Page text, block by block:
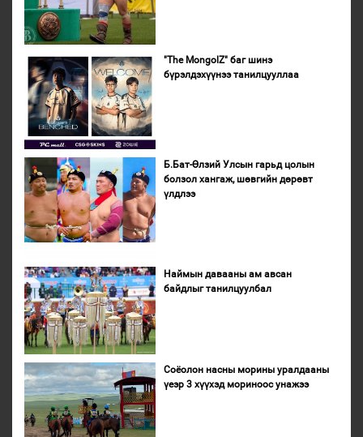
"The MongolZ" баг шинэ
бүрэлдэхүүнээ танилцууллаа
Б.Бат-Өлзий Улсын гарьд цолын
болзол хангаж, шөвгийн дөрөвт
үлдлээ
Наймын давааны ам авсан
байдлыг танилцуулбал
Соёолон насны морины уралдааны
үеэр 3 хүүхэд мориноос унажээ